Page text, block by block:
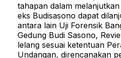
tahapan dalam
eks Budisasono dapat
antara lain Uji Forensik
Gedung Budi Sasono,
lelang sesuai ketentuan
Undangan, direncanakan